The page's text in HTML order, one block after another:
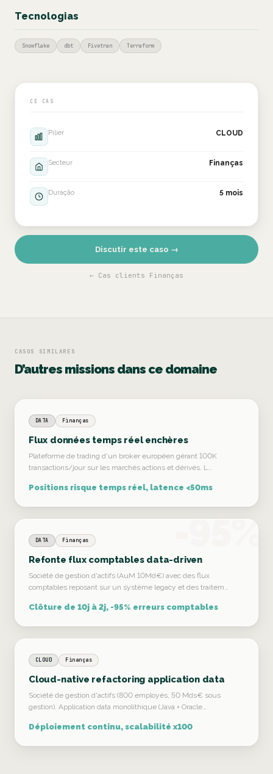
Tecnologias
Snowflake dbt Fivetran Terraform
CE CAS
Pilier CLOUD
Secteur Finanças
Duração 5 mois
Discutir este caso →
← Cas clients Finanças
CASOS SIMILARES
D’autres missions dans ce domaine
DATA Finanças
Flux données temps réel enchères
Plateforme de trading d'un broker européen gérant 100K
transactions/jour sur les marchés actions et dérivés. L…
Positions risque temps réel, latence <50ms
-95%
DATA Finanças
Refonte flux comptables data-driven
Société de gestion d'actifs (AuM 10Md€) avec des flux
comptables reposant sur un système legacy et des traitem…
Clôture de 10j à 2j, -95% erreurs comptables
CLOUD Finanças
Cloud-native refactoring application data
Société de gestion d'actifs (800 employés, 50 Mds€ sous
gestion). Application data monolithique (Java + Oracle…
Déploiement continu, scalabilité x100